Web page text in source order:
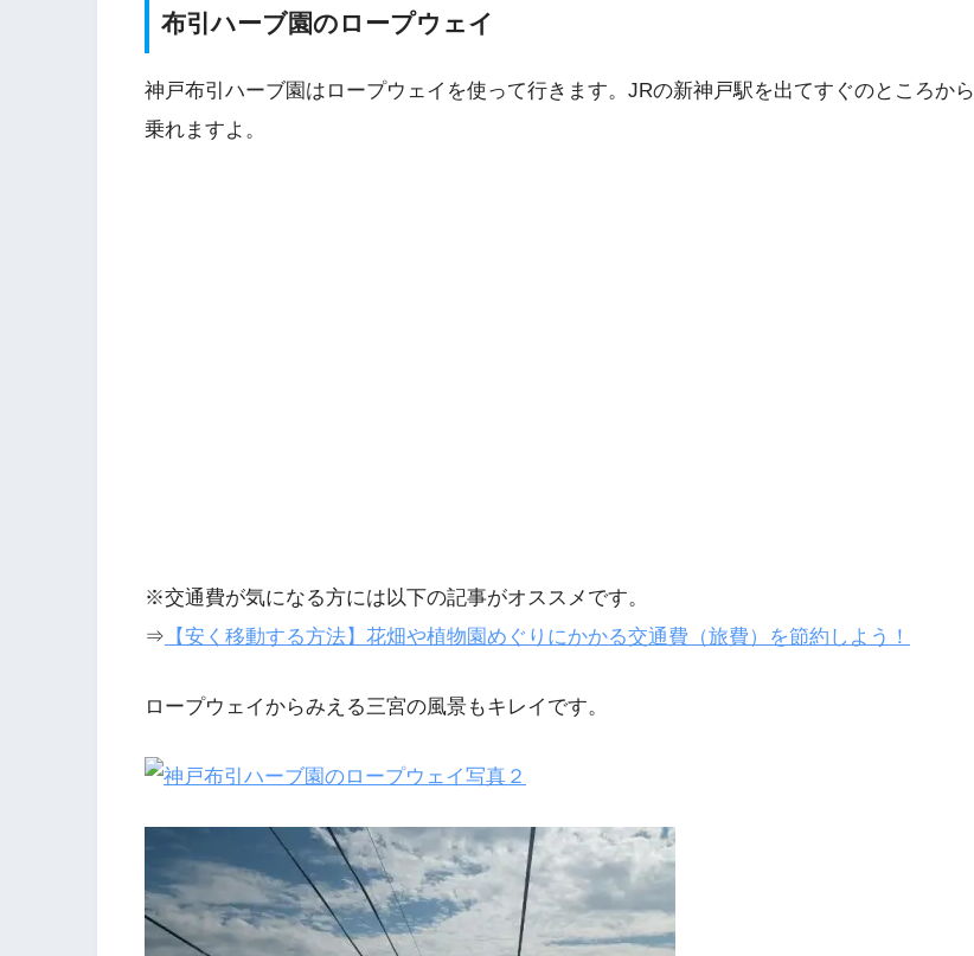
布引ハーブ園のロープウェイ
神戸布引ハーブ園はロープウェイを使って行きます。JRの新神戸駅を出てすぐのところから
乗れますよ。
※交通費が気になる方には以下の記事がオススメです。
⇒ 【安く移動する方法】花畑や植物園めぐりにかかる交通費（旅費）を節約しよう！
ロープウェイからみえる三宮の風景もキレイです。